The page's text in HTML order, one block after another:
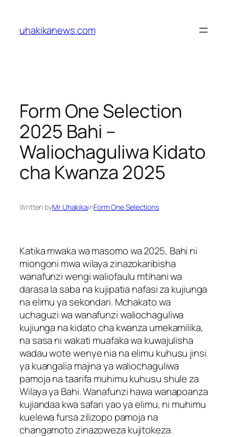
content
uhakikanews.com
Form One Selection
2025 Bahi –
Waliochaguliwa Kidato
cha Kwanza 2025
Written byMr UhakikainForm One Selections
Katika mwaka wa masomo wa 2025, Bahi ni
miongoni mwa wilaya zinazokaribisha
wanafunzi wengi waliofaulu mtihani wa
darasa la saba na kujipatia nafasi za kujiunga
na elimu ya sekondari. Mchakato wa
uchaguzi wa wanafunzi waliochaguliwa
kujiunga na kidato cha kwanza umekamilika,
na sasa ni wakati muafaka wa kuwajulisha
wadau wote wenye nia na elimu kuhusu jinsi
ya kuangalia majina ya waliochaguliwa
pamoja na taarifa muhimu kuhusu shule za
Wilaya ya Bahi. Wanafunzi hawa wanapoanza
kujiandaa kwa safari yao ya elimu, ni muhimu
kuelewa fursa zilizopo pamoja na
changamoto zinazoweza kujitokeza.